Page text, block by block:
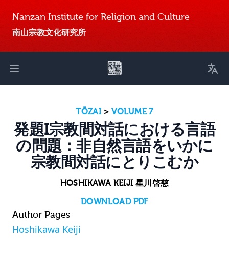
Nanzan Institute for Religion and Culture
南山宗教文化研究所
Open main menu
TŌZAI > VOLUME 7
発題I宗教間対話における言語
の問題：非自然言語をいかに
宗教間対話にとりこむか
HOSHIKAWA KEIJI 星川啓慈
DOWNLOAD PDF
Author Pages
Hoshikawa Keiji